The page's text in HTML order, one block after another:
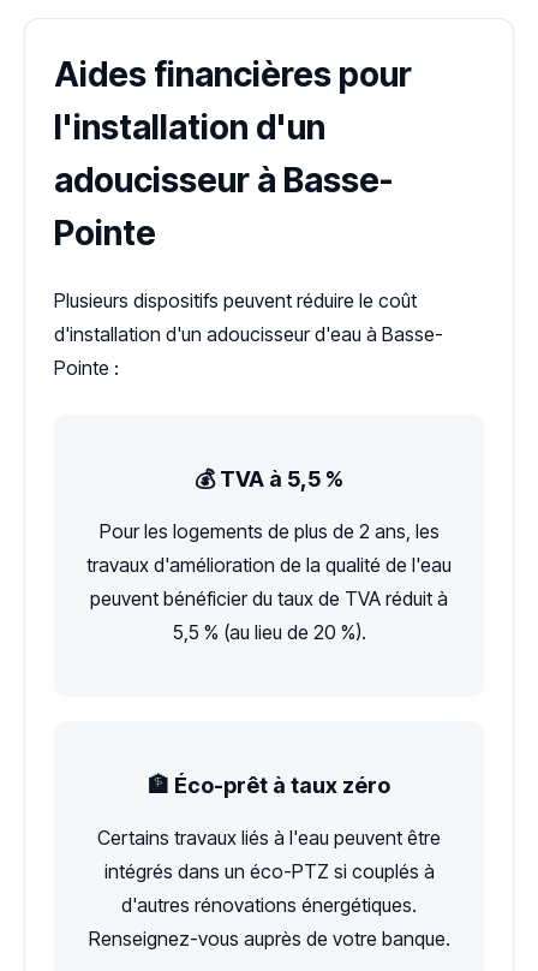
Aides financières pour
l'installation d'un
adoucisseur à Basse-
Pointe
Plusieurs dispositifs peuvent réduire le coût
d'installation d'un adoucisseur d'eau à Basse-
Pointe :
💰 TVA à 5,5 %
Pour les logements de plus de 2 ans, les
travaux d'amélioration de la qualité de l'eau
peuvent bénéficier du taux de TVA réduit à
5,5 % (au lieu de 20 %).
🏦 Éco-prêt à taux zéro
Certains travaux liés à l'eau peuvent être
intégrés dans un éco-PTZ si couplés à
d'autres rénovations énergétiques.
Renseignez-vous auprès de votre banque.